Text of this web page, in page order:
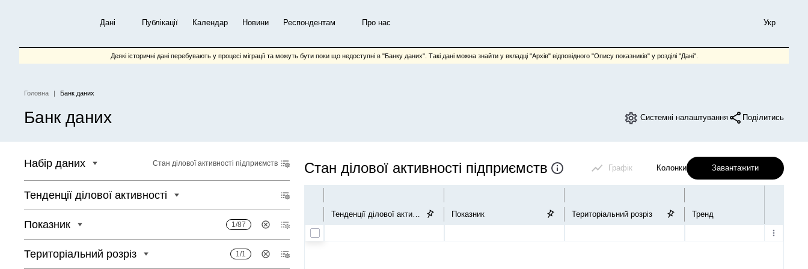
Дані Публікації Календар Новини Респондентам Про нас Укр
Деякі історичні дані перебувають у процесі міграції та можуть бути поки що недоступні в "Банку даних". Такі дані можна знайти у вкладці "Архів" відповідного "Опису показників" у розділі "Дані".
Рядок
навіґації
Головна Банк даних
Банк даних Системні налаштування Поділитись
Набір даних Стан ділової активності підприємств
Тенденції ділової активності
Показник 1/87
Територіальний розріз 1/1
Стан ділової активності підприємств Графік Колонки Завантажити
Тенденції ділової активності Показник Територіальний розріз Тренд